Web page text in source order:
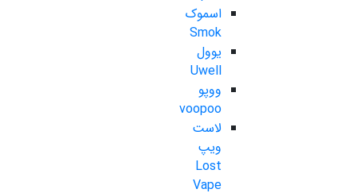
اسموک
Smok
یوول
Uwell
ووپو
voopoo
لاست
ویپ
Lost
Vape